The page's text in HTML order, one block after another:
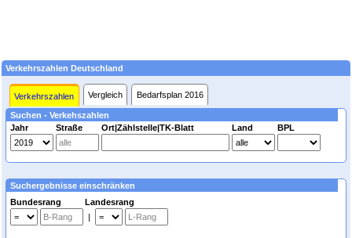
Verkehrszahlen Deutschland
Verkehrszahlen Vergleich Bedarfsplan 2016
Suchen - Verkehszahlen
Jahr
Straße Ort|Zählstelle|TK-Blatt Land BPL
Suchergebnisse einschränken
Bundesrang Landesrang
|